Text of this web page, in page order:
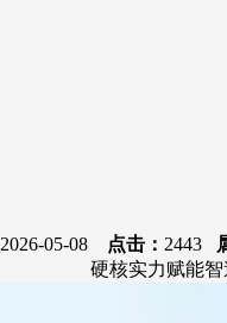
2026-05-08 点击： 2443
硬核实力赋能